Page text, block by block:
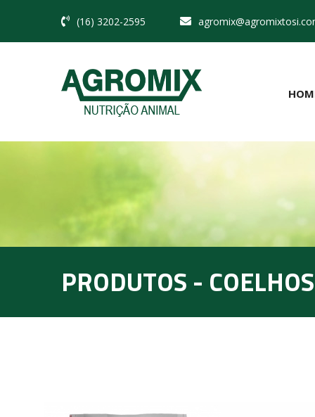
(16) 3202-2595
PRODUTOS - COELHOS